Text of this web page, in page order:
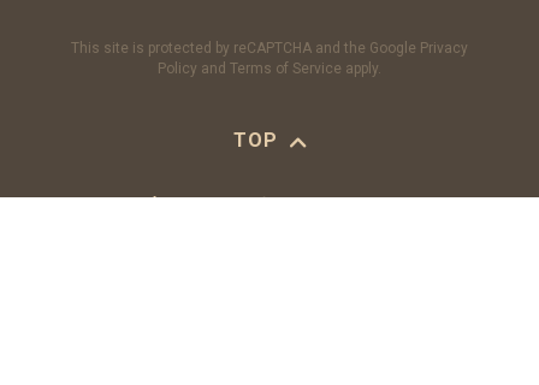
This site is protected by reCAPTCHA and the Google Privacy
Policy and Terms of Service apply.
TOP